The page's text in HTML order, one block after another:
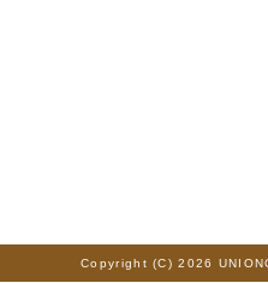
Copyright (C) 2026